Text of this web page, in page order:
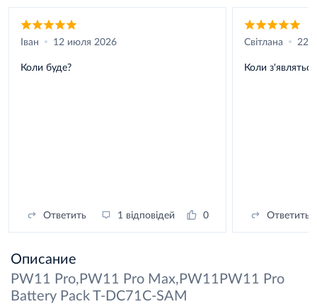
Іван 12 июля 2026
Коли буде?
Ответить 1 відповідей 0
Світлана 22
Коли
Ответить
Описание
PW11 Pro,PW11 Pro Max,PW11PW11 Pro
Battery Pack T-DC71C-SAM